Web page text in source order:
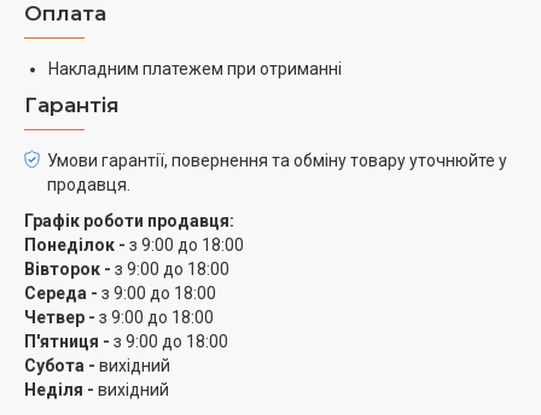
Оплата
Накладним платежем при отриманні
Гарантія
Умови гарантії, повернення та обміну товару уточнюйте у
продавця.
Графік роботи продавця:
Понеділок - з 9:00 до 18:00
Вівторок - з 9:00 до 18:00
Середа - з 9:00 до 18:00
Четвер - з 9:00 до 18:00
П'ятниця - з 9:00 до 18:00
Субота - вихідний
Неділя - вихідний